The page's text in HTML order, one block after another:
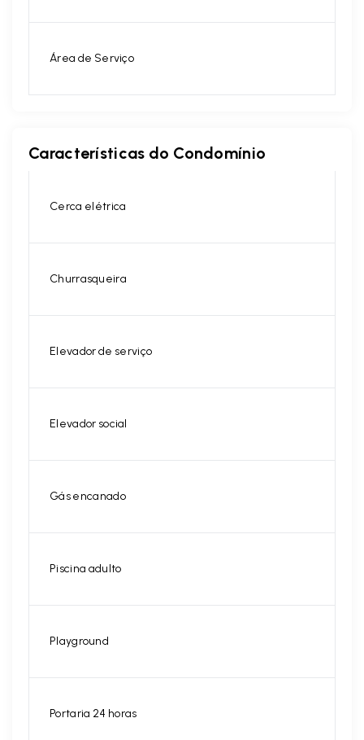
Área de Serviço
Características do Condomínio
Cerca elétrica
Churrasqueira
Elevador de serviço
Elevador social
Gás encanado
Piscina adulto
Playground
Portaria 24 horas